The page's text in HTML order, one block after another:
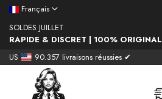
Français
SOLDES JUILLET
RAPIDE & DISCRET | 100% ORIGINAL
US
90.357 livraisons réussies ✔